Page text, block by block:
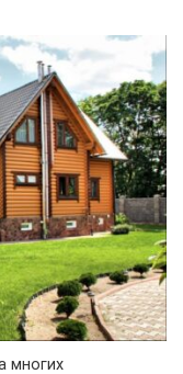
многих